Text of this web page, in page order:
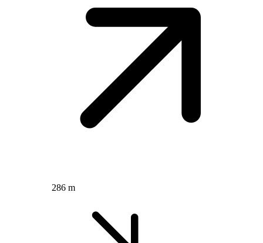
286 m